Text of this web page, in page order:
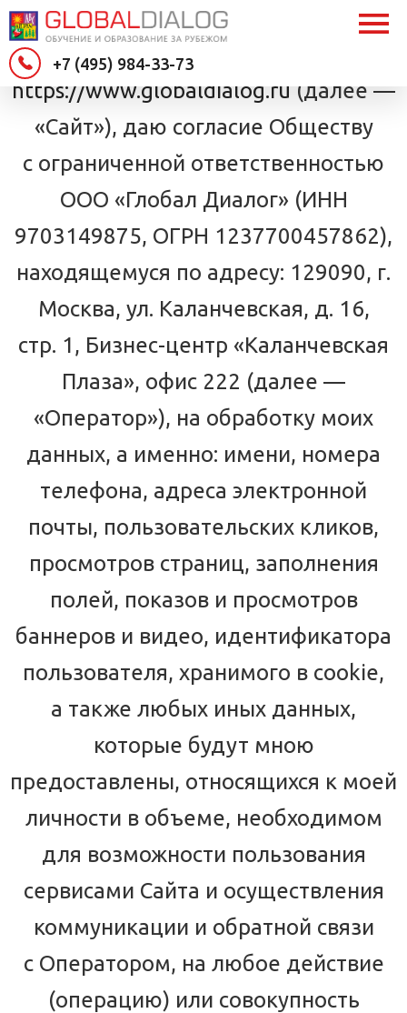
+7 (495) 984-33-73
Настоящим Я, являясь
пользователем сайта
https://www.globaldialog.ru (далее —
«Сайт»), даю согласие Обществу
с ограниченной ответственностью
ООО «Глобал Диалог» (ИНН
9703149875, ОГРН 1237700457862),
находящемуся по адресу: 129090, г.
Москва, ул. Каланчевская, д. 16,
стр. 1, Бизнес-центр «Каланчевская
Плаза», офис 222 (далее —
«Оператор»), на обработку моих
данных, а именно: имени, номера
телефона, адреса электронной
почты, пользовательских кликов,
просмотров страниц, заполнения
полей, показов и просмотров
баннеров и видео, идентификатора
пользователя, хранимого в cookie,
а также любых иных данных,
которые будут мною
предоставлены, относящихся к моей
личности в объеме, необходимом
для возможности пользования
сервисами Сайта и осуществления
коммуникации и обратной связи
с Оператором, на любое действие
(операцию) или совокупность